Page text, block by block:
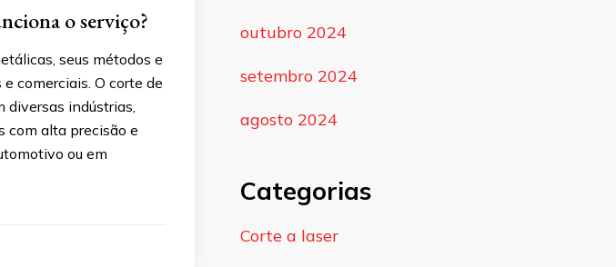
o serviço?
seus métodos e
comerciais. O corte de
diversas indústrias,
com alta precisão e
ou em
outubro 2024
setembro 2024
agosto 2024
Categorias
Corte a laser